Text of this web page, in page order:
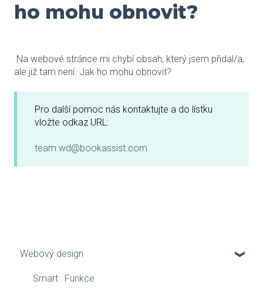
ho mohu obnovit?
Na webové stránce mi chybí obsah, který jsem přidal/a,
ale již tam není. Jak ho mohu obnovit?
Pro další pomoc nás kontaktujte a do lístku
vložte odkaz URL:
team.wd@bookassist.com
Webový design
Smart : Funkce